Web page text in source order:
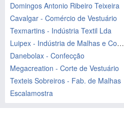
Domingos Antonio Ribeiro Teixeira
Cavalgar - Comércio de Vestuário
Texmartins - Indústria Textil Lda
Luipex - Indústria de Malhas e Confecções
Danebolax - Confecção
Megacreation - Corte de Vestuário
Texteis Sobreiros - Fab. de Malhas
Escalamostra